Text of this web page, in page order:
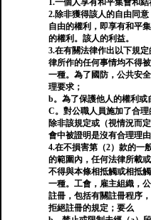
1.一個人享有和平集會和結
2.除非獲得該人的自由同
自由的權利，即享有和平
的權利。該人的利益。
3.在有關法律作出以下規
律所作的任何事情均不得
一種。為了國防，公共安
理要求；
b。為了保護他人的權利或
C。對公職人員施加了合理
除非該規定或（視情況而
會中被證明是沒有合理理由
4.在不損害第（2）款的一
的範圍內，任何法律所載
不得與本條相抵觸或相抵觸
一種。工會，雇主組織，
註冊，包括有關註冊程序
拒絕註冊的規定；要么